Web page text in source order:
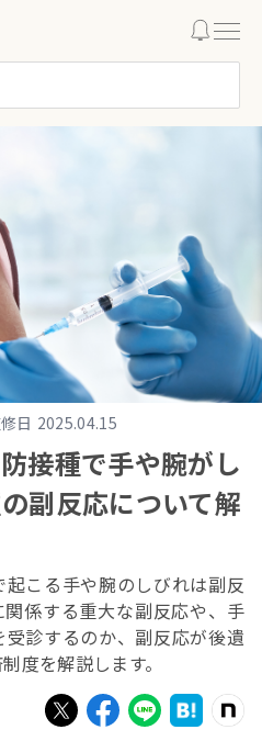
日 2025.04.15
接種で手や腕がし
副反応について解
こる手や腕のしびれは副反
係する重大な副反応や、手
診するのか、副反応が後遺
度を解説します。